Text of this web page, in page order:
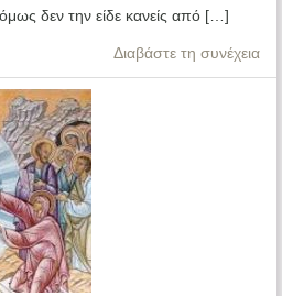
δεν την είδε κανείς από […]
Διαβάστε τη συνέχεια